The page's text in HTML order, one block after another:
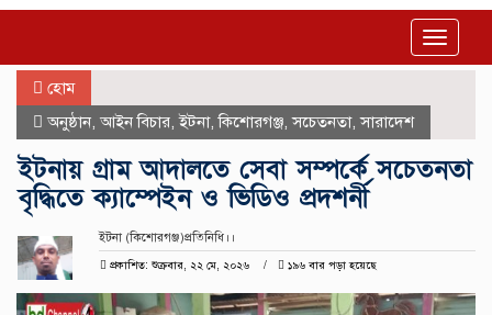
Toggle
হোম
অনুষ্ঠান, আইন বিচার,ইটনা,কিশোরগঞ্জ,সচেতনতা,সারাদেশ
ইটনায় গ্রাম আদালতে সেবা সম্পর্কে সচেতনতা
বৃদ্ধিতে ক্যাম্পেইন ও ভিডিও প্রদশর্নী
ইটনা (কিশোরগঞ্জ)প্রতিনিধি।।
প্রকাশিত: শুক্রবার, ২২ মে, ২০২৬
১৯৬ বার পড়া হয়েছে